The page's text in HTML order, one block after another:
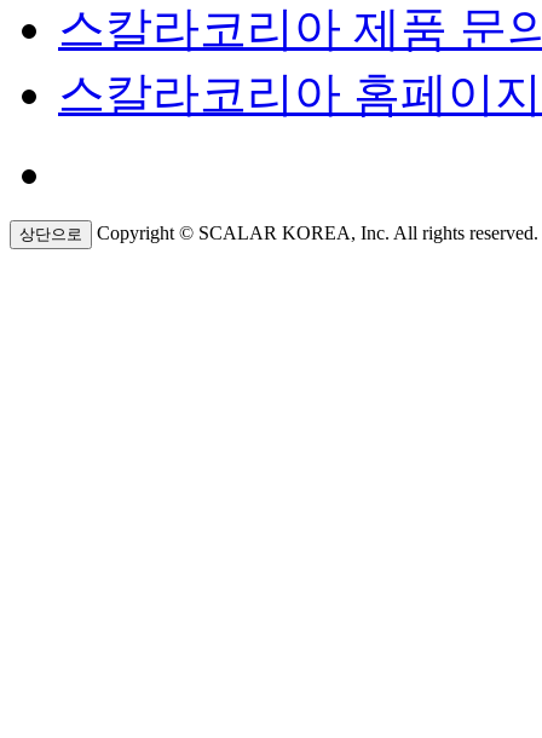
스칼라코리아 제품 문
스칼라코리아 홈페이
상단으로 Copyright © SCALAR KOREA, Inc. All rights reserved.